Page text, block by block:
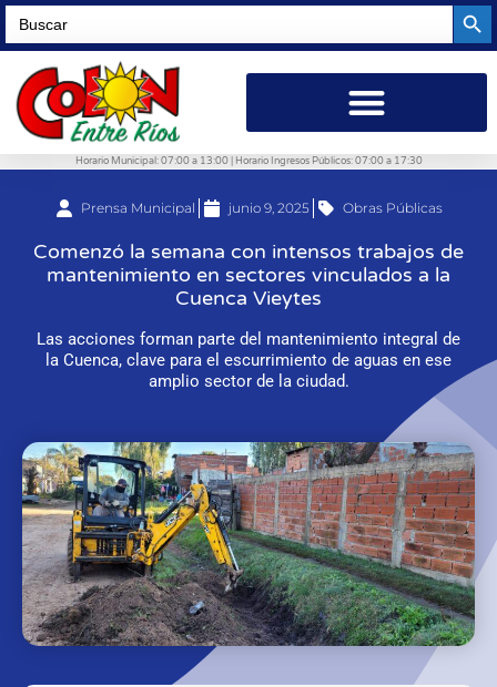
Search
for:
Horario Municipal: 07:00 a 13:00 | Horario Ingresos Públicos: 07:00 a 17:30
Prensa Municipal junio 9, 2025 Obras Públicas
Comenzó la semana con intensos trabajos de
mantenimiento en sectores vinculados a la
Cuenca Vieytes
Las acciones forman parte del mantenimiento integral de
la Cuenca, clave para el escurrimiento de aguas en ese
amplio sector de la ciudad.